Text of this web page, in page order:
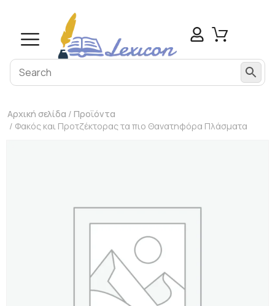
Αρχική σελίδα / Προϊόντα
/ Φακός και Προτζέκτορας τα πιο Θανατηφόρα Πλάσματα